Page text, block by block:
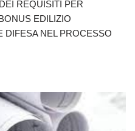
REQUISITI PER
EDILIZIO
DIFESA NEL PROCESSO